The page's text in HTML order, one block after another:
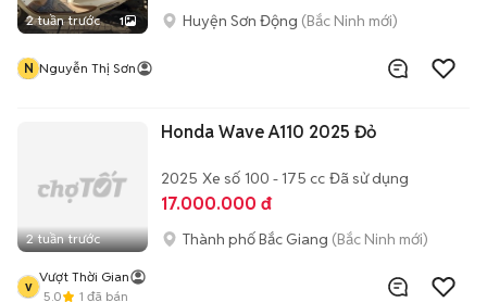
2 tuần trước 1 Huyện Sơn Động (Bắc Ninh mới)
N Nguyễn Thị Sơn
2 tuần trước
Honda Wave A110 2025 Đỏ
2025 Xe số 100 - 175 cc Đã sử dụng
17.000.000 đ
Thành phố Bắc Giang (Bắc Ninh mới)
v
Vượt Thời Gian
5.0
1 đã bán